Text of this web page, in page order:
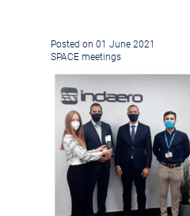
Posted on 01 June 2021
SPACE meetings